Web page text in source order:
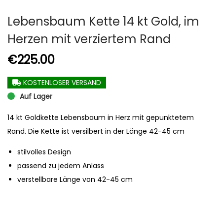
Lebensbaum Kette 14 kt Gold, im
Herzen mit verziertem Rand
€225.00
KOSTENLOSER VERSAND
Auf Lager
14 kt Goldkette Lebensbaum in Herz mit gepunktetem
Rand. Die Kette ist versilbert in der Länge 42-45 cm
stilvolles Design
passend zu jedem Anlass
verstellbare Länge von 42-45 cm